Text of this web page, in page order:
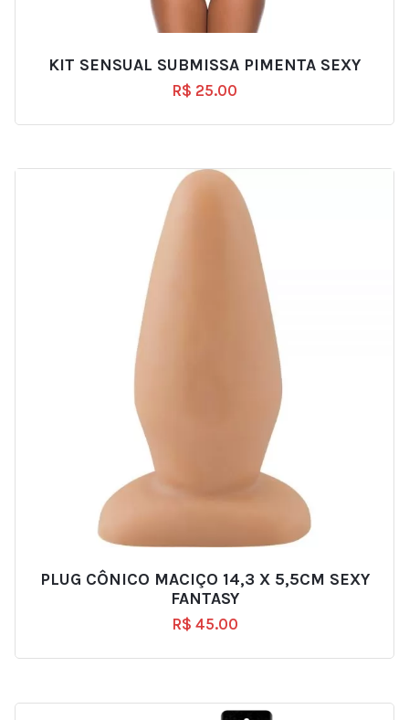
KIT SENSUAL SUBMISSA PIMENTA SEXY
R$ 25.00
PLUG CÔNICO MACIÇO 14,3 X 5,5CM SEXY
FANTASY
R$ 45.00